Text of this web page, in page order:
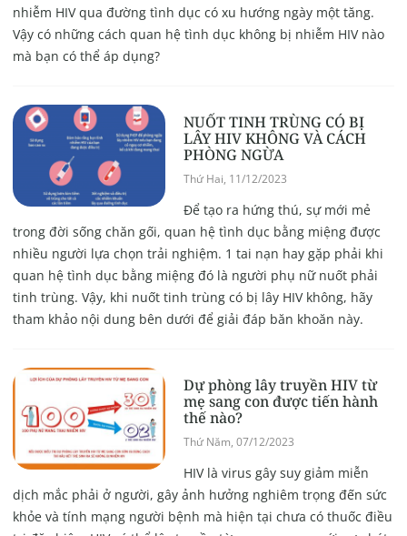
nhiễm HIV qua đường tình dục có xu hướng ngày một tăng.
Vậy có những cách quan hệ tình dục không bị nhiễm HIV nào
mà bạn có thể áp dụng?
NUỐT TINH TRÙNG CÓ BỊ
LÂY HIV KHÔNG VÀ CÁCH
PHÒNG NGỪA
Thứ Hai, 11/12/2023
Để tạo ra hứng thú, sự mới mẻ
trong đời sống chăn gối, quan hệ tình dục bằng miệng được
nhiều người lựa chọn trải nghiệm. 1 tai nạn hay gặp phải khi
quan hệ tình dục bằng miệng đó là người phụ nữ nuốt phải
tinh trùng. Vậy, khi nuốt tinh trùng có bị lây HIV không, hãy
tham khảo nội dung bên dưới để giải đáp băn khoăn này.
Dự phòng lây truyền HIV từ
mẹ sang con được tiến hành
thế nào?
Thứ Năm, 07/12/2023
HIV là virus gây suy giảm miễn
dịch mắc phải ở người, gây ảnh hưởng nghiêm trọng đến sức
khỏe và tính mạng người bệnh mà hiện tại chưa có thuốc điều